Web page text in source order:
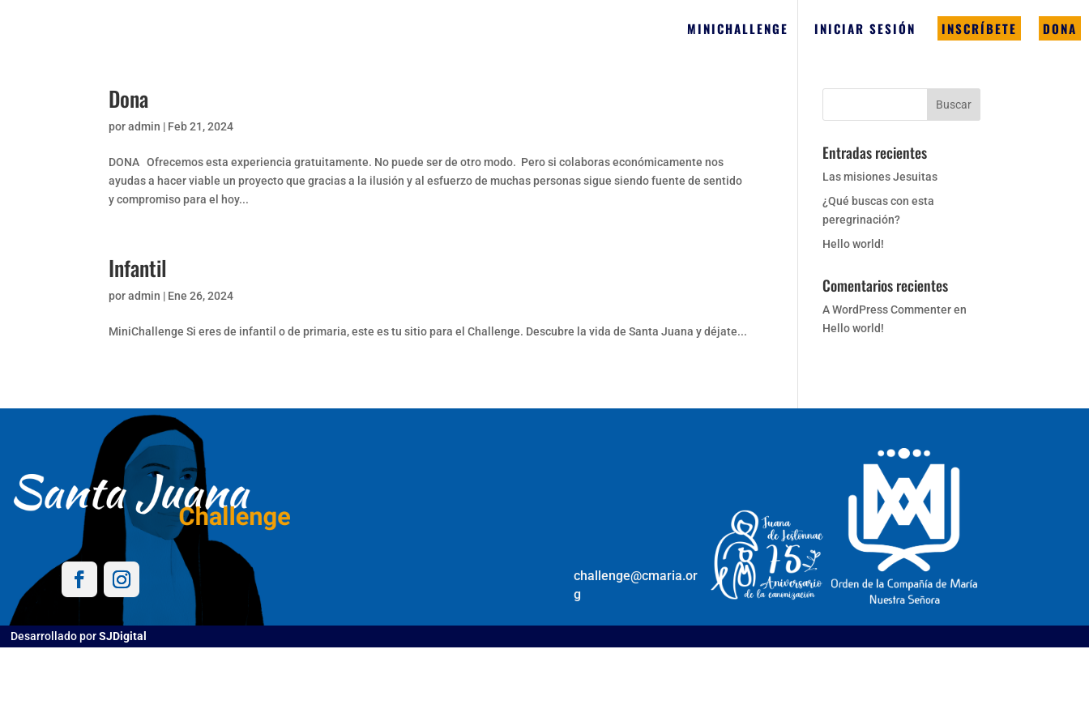
MINICHALLENGE INICIAR SESIÓN INSCRÍBETE DONA
Dona
poradmin | Feb 21, 2024
DONA Ofrecemos esta experiencia gratuitamente. No puede ser de otro modo. Pero si colaboras económicamente nos
ayudas a hacer viable un proyecto que gracias a la ilusión y al esfuerzo de muchas personas sigue siendo fuente de sentido
y compromiso para el hoy...
Infantil
poradmin | Ene 26, 2024
MiniChallenge Si eres de infantil o de primaria, este es tu sitio para el Challenge. Descubre la vida de Santa Juana y déjate...
Entradas recientes
Las misiones Jesuitas
¿Qué buscas con esta
peregrinación?
Hello world!
Comentarios recientes
A WordPress Commenteren
Hello world!
challenge@cmaria.or
g
Desarrollado porSJDigital